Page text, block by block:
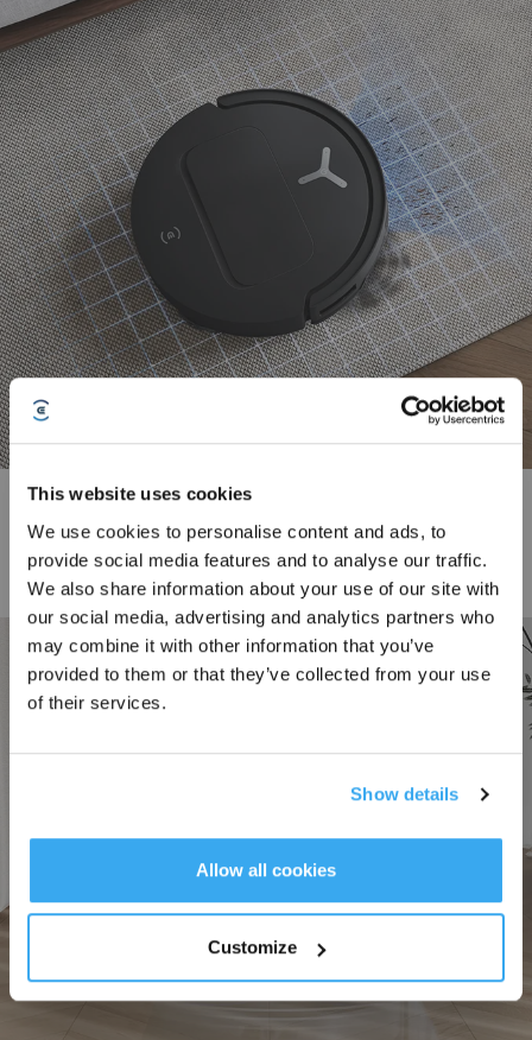
This website uses cookies
We use cookies to personalise content and ads, to
provide social media features and to analyse our traffic.
We also share information about your use of our site with
our social media, advertising and analytics partners who
may combine it with other information that you’ve
provided to them or that they’ve collected from your use
of their services.
Show details
Allow all cookies
Customize
21000 Pa starke Saugleistung
Der hochtourige Motor und der geradlinige Saugkanal der DEEBOT-
Produktfamilie T50 liefern eine kraftvolle Saugleistung von 21000 Pa, mit der
Staub und Schmutz wirksam von Teppich- und Hartböden entfernt werden
Jetzt anmelden&3% sparen!